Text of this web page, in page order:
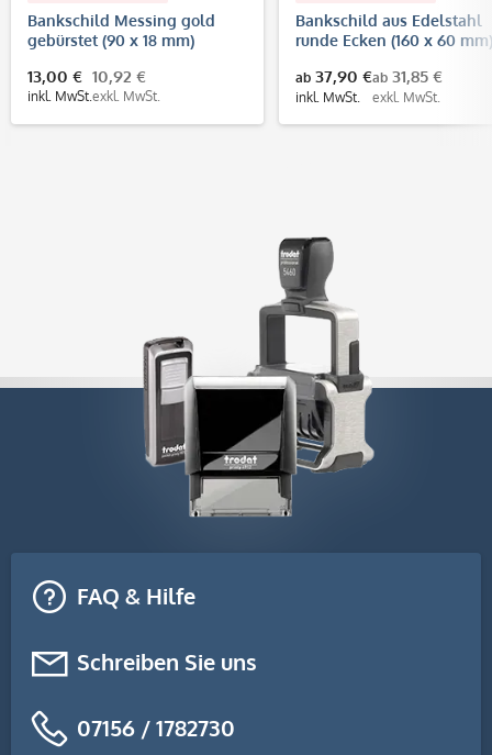
Bankschild Messing gold
gebürstet (90 x 18 mm)
13,00 €
inkl. MwSt.
10,92 €
exkl. MwSt.
Bankschild aus Edelstahl
runde Ecken (160 x 60 mm)
ab 37,90 €
inkl. MwSt.
ab 31,85 €
exkl. MwSt.
FAQ & Hilfe
Schreiben Sie uns
07156 / 1782730